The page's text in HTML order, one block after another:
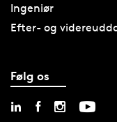
Ingeniør
Efter- og
Følg os